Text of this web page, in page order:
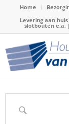
Home
Levering aan
slotbouten e.a.
Home / Webshop /
Kussen, bank z. leuning